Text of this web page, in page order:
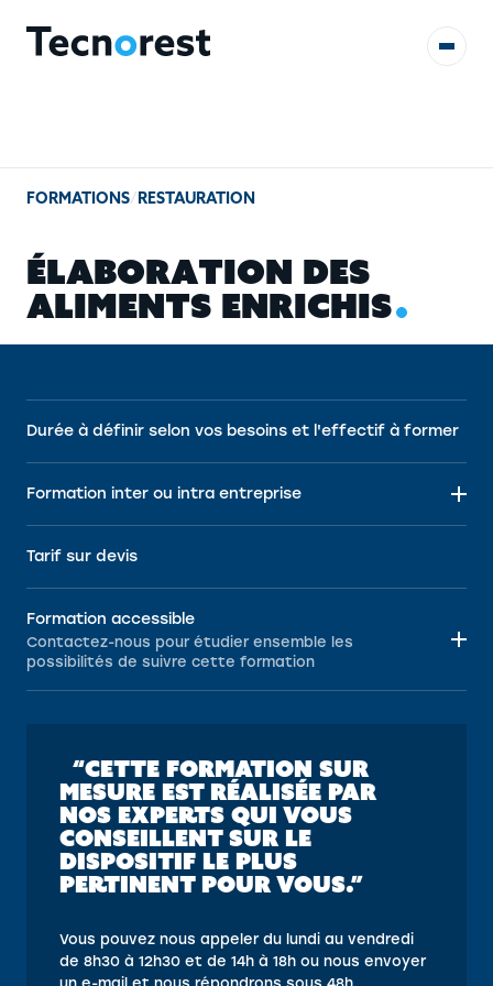
RÉFÉRENCES
CONTACT
FORMATIONS/ RESTAURATION
ÉLABORATION DES
ALIMENTS ENRICHIS
Durée à définir selon vos besoins et l'effectif à former
Formation inter ou intra entreprise
Tarif sur devis
Formation accessible
Contactez-nous pour étudier ensemble les
possibilités de suivre cette formation
“CETTE FORMATION SUR
MESURE EST RÉALISÉE PAR
NOS EXPERTS QUI VOUS
CONSEILLENT SUR LE
DISPOSITIF LE PLUS
PERTINENT POUR VOUS.”
Vous pouvez nous appeler du lundi au vendredi
de 8h30 à 12h30 et de 14h à 18h ou nous envoyer